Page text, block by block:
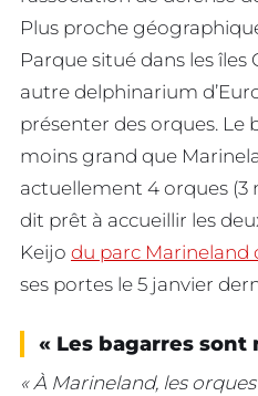
Plus proche
Parque situé dans les îles
autre delphinarium
présenter des orques. Le
moins grand que
actuellement 4 orques (3
dit prêt à accueillir les
Keijo du parc Marineland
ses portes le 5 janvier
« Les bagarres sont
« À Marineland, les